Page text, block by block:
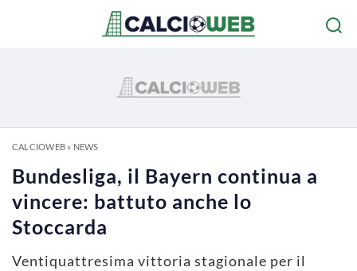
CALCIOWEB» NEWS
Bundesliga, il Bayern continua a
vincere: battuto anche lo
Stoccarda
Ventiquattresima vittoria stagionale per il